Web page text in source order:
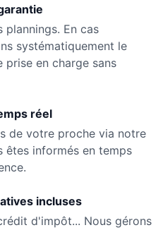
plannings. En cas
systématiquement le
prise en charge sans
réel
de votre proche via notre
êtes informés en temps
incluses
d'impôt... Nous gérons